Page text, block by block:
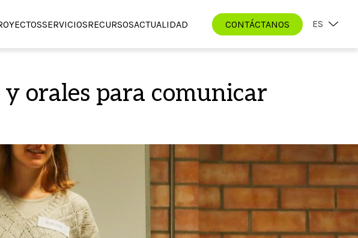
SERVICIOSRECURSOSACTUALIDAD CONTÁCTANOS ES
orales para comunicar